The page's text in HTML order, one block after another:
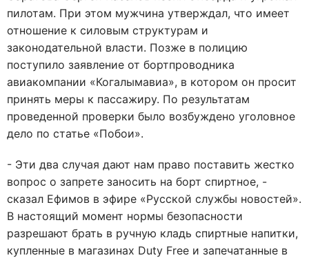
пилотам. При этом мужчина утверждал, что имеет
отношение к силовым структурам и
законодательной власти. Позже в полицию
поступило заявление от бортпроводника
авиакомпании «Когалымавиа», в котором он просит
принять меры к пассажиру. По результатам
проведенной проверки было возбуждено уголовное
дело по статье «Побои».
- Эти два случая дают нам право поставить жестко
вопрос о запрете заносить на борт спиртное, -
сказал Ефимов в эфире «Русской службы новостей».
В настоящий момент нормы безопасности
разрешают брать в ручную кладь спиртные напитки,
купленные в магазинах Duty Free и запечатанные в